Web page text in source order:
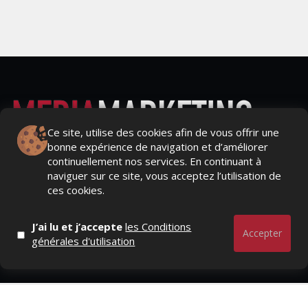
Ce site, utilise des cookies afin de vous offrir une
bonne expérience de navigation et d’améliorer
continuellement nos services. En continuant à
naviguer sur ce site, vous acceptez l’utilisation de
ces cookies.
J’ai lu et j’accepteles Conditions
générales d'utilisation
Accepter
Actualités Média, Actualités Com/Market/Ntic, Actualités
Distrib, Dossier, Interview, Stratégies, Communication,
Marques avenue, Relations presse, Créa, Baromètre,
People, Métier, Profil...
RESTER CONNECTÉ